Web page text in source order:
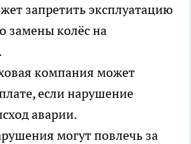
запретить эксплуатацию
замены колёс на
компания может
если нарушение
аварии.
могут повлечь за